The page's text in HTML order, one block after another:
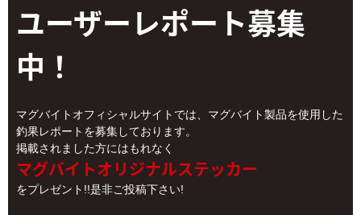
ユーザーレポート募集
中！
マグバイトオフィシャルサイトでは、マグバイト製品を使用した
釣果レポートを募集しております。
掲載されました方にはもれなく
マグバイトオリジナルステッカー
をプレゼント!!是非ご投稿下さい!